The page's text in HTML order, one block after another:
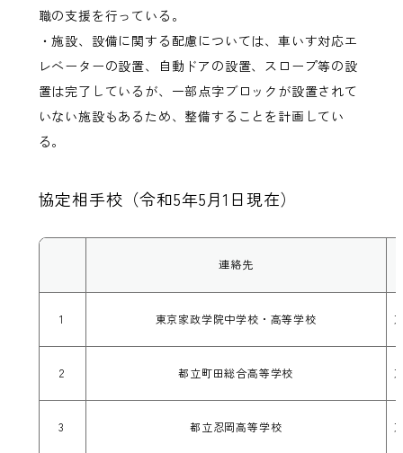
職の支援を行っている。
・施設、設備に関する配慮については、車いす対応エ
レベーターの設置、自動ドアの設置、スロープ等の設
置は完了しているが、一部点字ブロックが設置されて
いない施設もあるため、整備することを計画してい
る。
協定相手校（令和5年5月1日現在）
連絡先
1 東京家政学院中学校・高等学校
2 都立町田総合高等学校
3 都立忍岡高等学校